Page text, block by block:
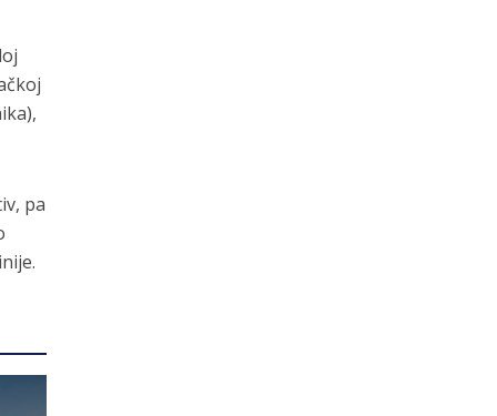
pa